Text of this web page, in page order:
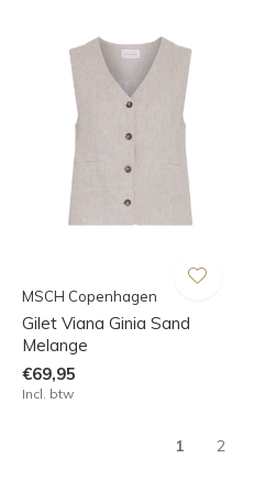
MSCH Copenhagen
Gilet Viana Ginia Sand
Melange
€69,95
Incl. btw
1 2